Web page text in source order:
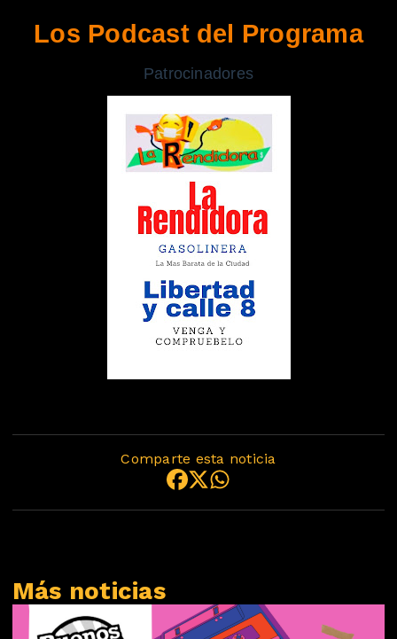
Los Podcast del Programa
Patrocinadores
Comparte esta noticia
Más noticias